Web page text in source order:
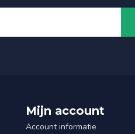
Mijn account
Account informatie